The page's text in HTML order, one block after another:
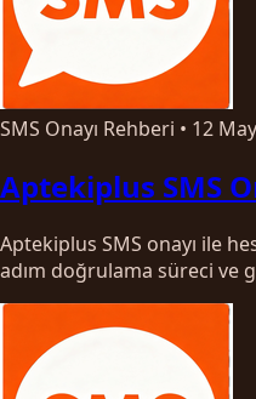
SMS Onayı Rehberi • 12
Aptekiplus SMS
Aptekiplus SMS onayı ile
adım doğrulama süreci ve